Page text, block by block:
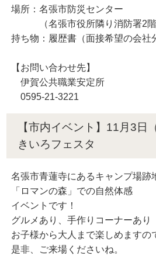
場所：名張市防災センター
（名張市役所隣り消防署2階
持ち物：履歴書（面接希望の会社
【お問い合わせ先】
伊賀公共職業安定所
0595-21-3221
【市内イベント】11月3日
きいろフェスタ
名張市青蓮寺にあるキャンプ場跡
「ロマンの森」での自然体感
イベントです！
グルメあり、手作りコーナーあり
お子様から大人まで楽しめますの
是非、ご来場くださいね。